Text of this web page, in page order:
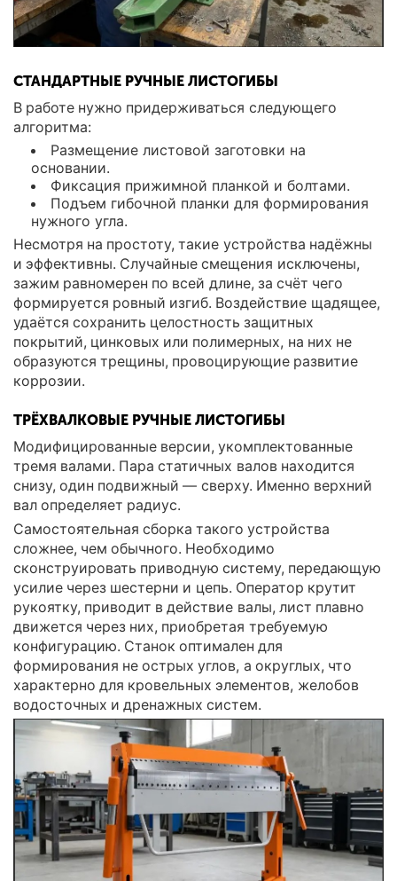
СТАНДАРТНЫЕ РУЧНЫЕ ЛИСТОГИБЫ
В работе нужно придерживаться следующего
алгоритма:
Размещение листовой заготовки на
основании.
Фиксация прижимной планкой и болтами.
Подъем гибочной планки для формирования
нужного угла.
Несмотря на простоту, такие устройства надёжны
и эффективны. Случайные смещения исключены,
зажим равномерен по всей длине, за счёт чего
формируется ровный изгиб. Воздействие щадящее,
удаётся сохранить целостность защитных
покрытий, цинковых или полимерных, на них не
образуются трещины, провоцирующие развитие
коррозии.
ТРЁХВАЛКОВЫЕ РУЧНЫЕ ЛИСТОГИБЫ
Модифицированные версии, укомплектованные
тремя валами. Пара статичных валов находится
снизу, один подвижный — сверху. Именно верхний
вал определяет радиус.
Самостоятельная сборка такого устройства
сложнее, чем обычного. Необходимо
сконструировать приводную систему, передающую
усилие через шестерни и цепь. Оператор крутит
рукоятку, приводит в действие валы, лист плавно
движется через них, приобретая требуемую
конфигурацию. Станок оптимален для
формирования не острых углов, а округлых, что
характерно для кровельных элементов, желобов
водосточных и дренажных систем.